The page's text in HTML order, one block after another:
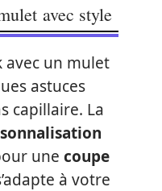
avec style
avec un mulet
astuces
capillaire. La
une coupe
à votre